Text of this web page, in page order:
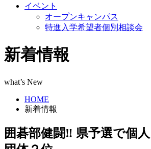
イベント
オープンキャンパス
特進入学希望者個別相談会
新着情報
what’s New
HOME
新着情報
囲碁部健闘‼ 県予選で個人